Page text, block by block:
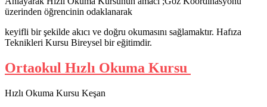
üzerinden öğrencinin odaklanarak
keyifli bir şekilde akıcı ve doğru okumasını sağlamaktır. Hafıza
Teknikleri Kursu Bireysel bir eğitimdir.
Ortaokul Hızlı Okuma Kursu
Hızlı Okuma Kursu Keşan